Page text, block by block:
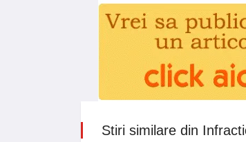
Stiri similare din